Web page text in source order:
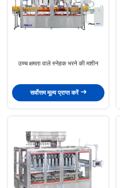
उच्च क्षमता वाले स्नेहक भरने की मशीन
सर्वोत्तम मूल्य प्राप्त करें